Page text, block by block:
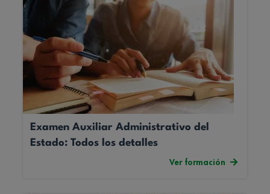
Examen Auxiliar Administrativo del
Estado: Todos los detalles
Ver formación